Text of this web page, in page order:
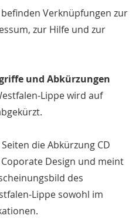
Verknüpfungen zur
zur Hilfe und zur
und Abkürzungen
Lippe wird auf
die Abkürzung CD
Design und meint
des
Lippe sowohl im